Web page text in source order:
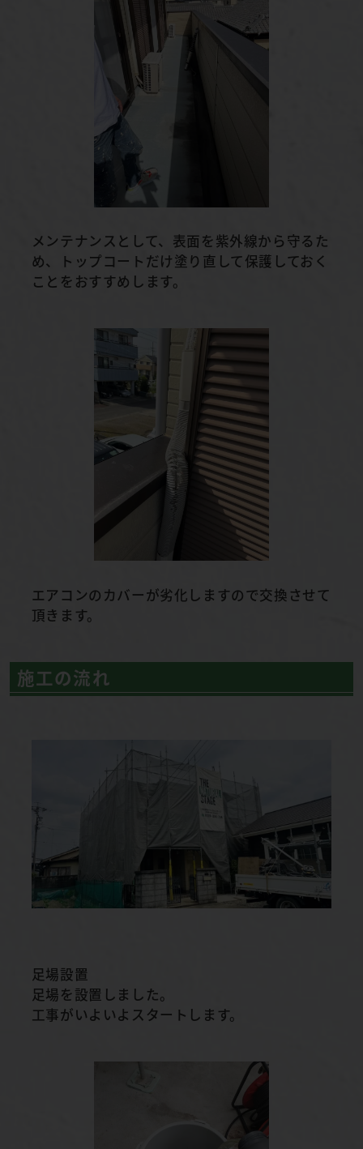
メンテナンスとして、表面を紫外線から守るた
め、トップコートだけ塗り直して保護しておく
ことをおすすめします。
エアコンのカバーが劣化しますので交換させて
頂きます。
施工の流れ
足場設置
足場を設置しました。
工事がいよいよスタートします。